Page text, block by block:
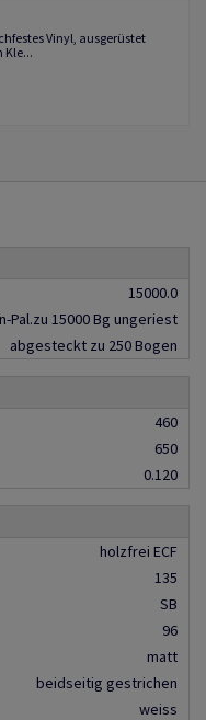
Vinyl, ausgerüstet
Kle...
15000.0
Pal.zu 15000 Bg ungeriest
abgesteckt zu 250 Bogen
460
650
0.120
holzfrei ECF
135
SB
96
matt
beidseitig gestrichen
weiss